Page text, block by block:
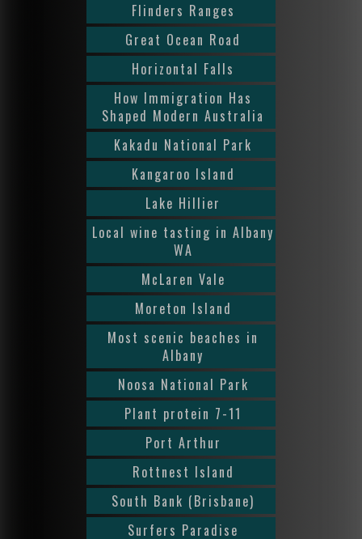
Flinders Ranges
Great Ocean Road
Horizontal Falls
How Immigration Has
Shaped Modern Australia
Kakadu National Park
Kangaroo Island
Lake Hillier
Local wine tasting in Albany
WA
McLaren Vale
Moreton Island
Most scenic beaches in
Albany
Noosa National Park
Plant protein 7-11
Port Arthur
Rottnest Island
South Bank (Brisbane)
Surfers Paradise